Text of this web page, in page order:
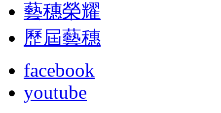
藝穗榮耀
歷屆藝穗
facebook
youtube